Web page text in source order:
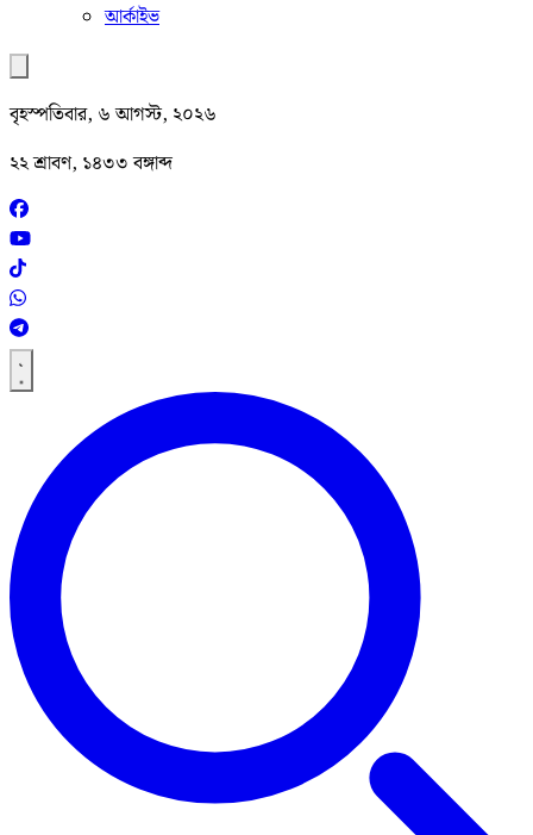
আর্কাইভ
বৃহস্পতিবার, ৬ আগস্ট, ২০২৬
২২ শ্রাবণ, ১৪৩৩ বঙ্গাব্দ